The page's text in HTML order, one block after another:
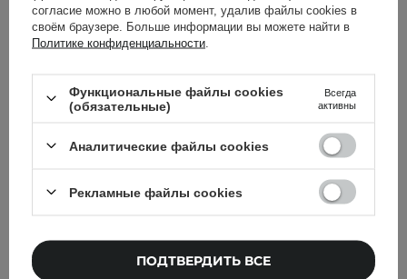
согласие можно в любой момент, удалив файлы cookies в
своём браузере. Больше информации вы можете найти в
Политике конфиденциальности
Функциональные файлы cookies
(обязательные)
Всегда
активны
Аналитические файлы cookies
Рекламные файлы cookies
ПОДТВЕРДИТЬ ВСЕ